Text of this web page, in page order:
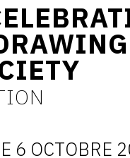
6 OCTOBRE